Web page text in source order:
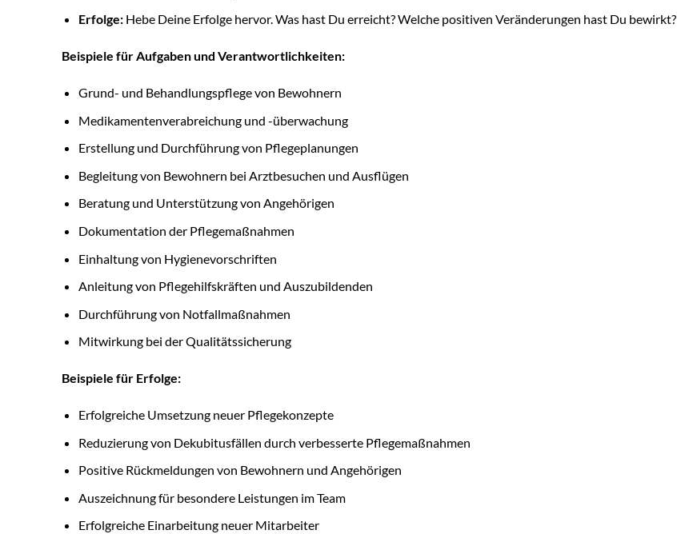
Erfolge:Hebe Deine Erfolge hervor. Was hast Du erreicht? Welche positiven Veränderungen hast Du bewirkt?
Beispiele für Aufgaben und Verantwortlichkeiten:
Grund- und Behandlungspflege von Bewohnern
Medikamentenverabreichung und -überwachung
Erstellung und Durchführung von Pflegeplanungen
Begleitung von Bewohnern bei Arztbesuchen und Ausflügen
Beratung und Unterstützung von Angehörigen
Dokumentation der Pflegemaßnahmen
Einhaltung von Hygienevorschriften
Anleitung von Pflegehilfskräften und Auszubildenden
Durchführung von Notfallmaßnahmen
Mitwirkung bei der Qualitätssicherung
Beispiele für Erfolge:
Erfolgreiche Umsetzung neuer Pflegekonzepte
Reduzierung von Dekubitusfällen durch verbesserte Pflegemaßnahmen
Positive Rückmeldungen von Bewohnern und Angehörigen
Auszeichnung für besondere Leistungen im Team
Erfolgreiche Einarbeitung neuer Mitarbeiter